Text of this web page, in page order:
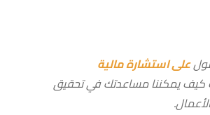
على استشارة مالية
يمكننا مساعدتك في تحقيق
.